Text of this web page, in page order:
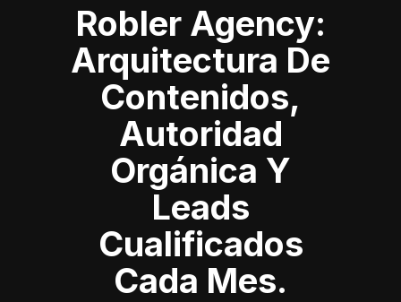
Robler Agency:
Arquitectura De
Contenidos,
Autoridad
Orgánica Y
Leads
Cualificados
Cada Mes.